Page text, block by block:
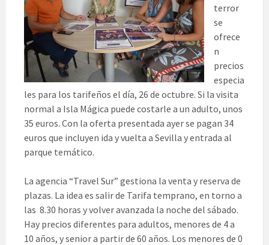
terror
se
ofrece
n
precios
especia
les para los tarifeños el día, 26 de octubre. Si la visita
normal a Isla Mágica puede costarle a un adulto, unos
35 euros. Con la oferta presentada ayer se pagan 34
euros que incluyen ida y vuelta a Sevilla y entrada al
parque temático.
La agencia “Travel Sur” gestiona la venta y reserva de
plazas. La idea es salir de Tarifa temprano, en torno a
las 8.30 horas y volver avanzada la noche del sábado.
Hay precios diferentes para adultos, menores de 4 a
10 años, y senior a partir de 60 años. Los menores de 0